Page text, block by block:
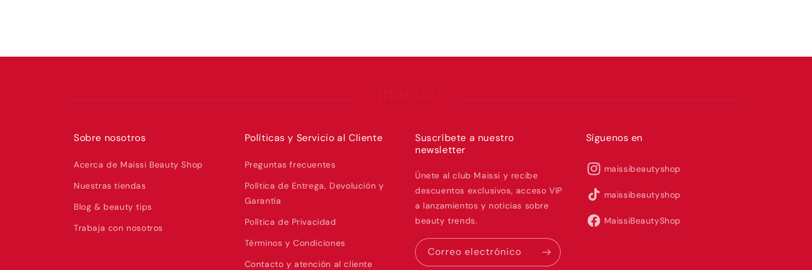
Sobre nosotros
Acerca de Maissi Beauty Shop
Nuestras tiendas
Blog & beauty tips
Trabaja con nosotros
Políticas y Servicio al Cliente
Preguntas frecuentes
Política de Entrega, Devolución y
Garantía
Política de Privacidad
Términos y Condiciones
Contacto y atención al cliente
Suscríbete a nuestro
newsletter
Únete al club Maissi y recibe
descuentos exclusivos, acceso VIP
a lanzamientos y noticias sobre
beauty trends.
Correo electrónico
Síguenos en
maissibeautyshop
maissibeautyshop
MaissiBeautyShop